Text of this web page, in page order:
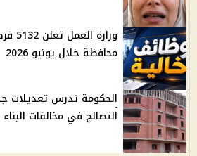
محافظة خلال يونيو 2026
الحكومة تدرس تعديلات
التصالح في مخالفات